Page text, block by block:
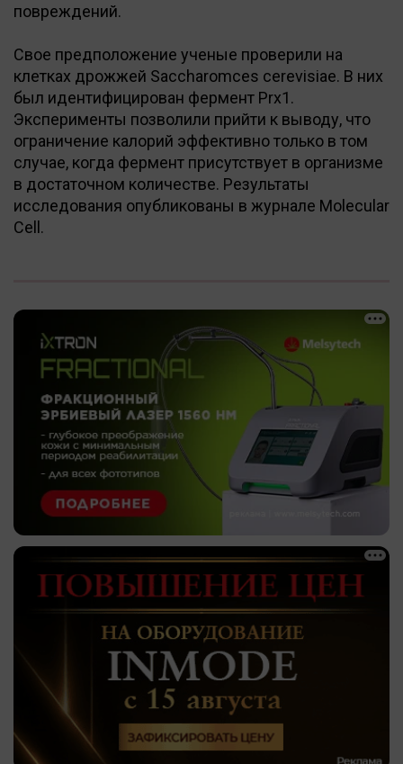
повреждений.
Свое предположение ученые проверили на
клетках дрожжей Saccharomces cerevisiae. В них
был идентифицирован фермент Prx1.
Эксперименты позволили прийти к выводу, что
ограничение калорий эффективно только в том
случае, когда фермент присутствует в организме
в достаточном количестве. Результаты
исследования опубликованы в журнале Molecular
Cell.